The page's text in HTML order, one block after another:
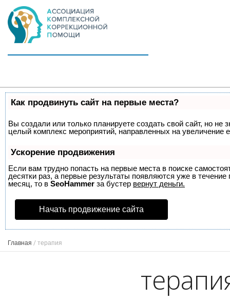
Как продвинуть сайт на первые места?
Вы создали или только планируете создать свой сайт, но не
целый комплекс мероприятий, направленных на увеличение
Ускорение продвижения
Если вам трудно попасть на первые места в поиске
десятки раз, а первые результаты появляются уже в
месяц, то в SeoHammer за бустер вернут деньги.
Начать продвижение сайта
Главная / терапия